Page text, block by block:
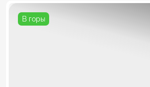
В горы